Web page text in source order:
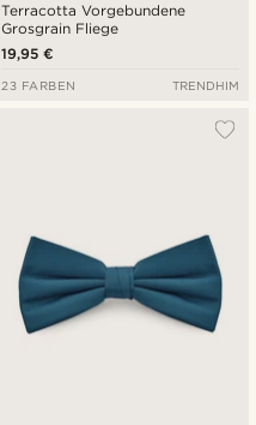
Terracotta Vorgebundene
Grosgrain Fliege
19,95 €
23 FARBEN TRENDHIM